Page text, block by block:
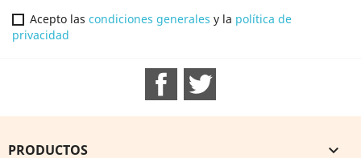
Acepto las condiciones generales y la política de
privacidad
Facebook
PRODUCTOS 